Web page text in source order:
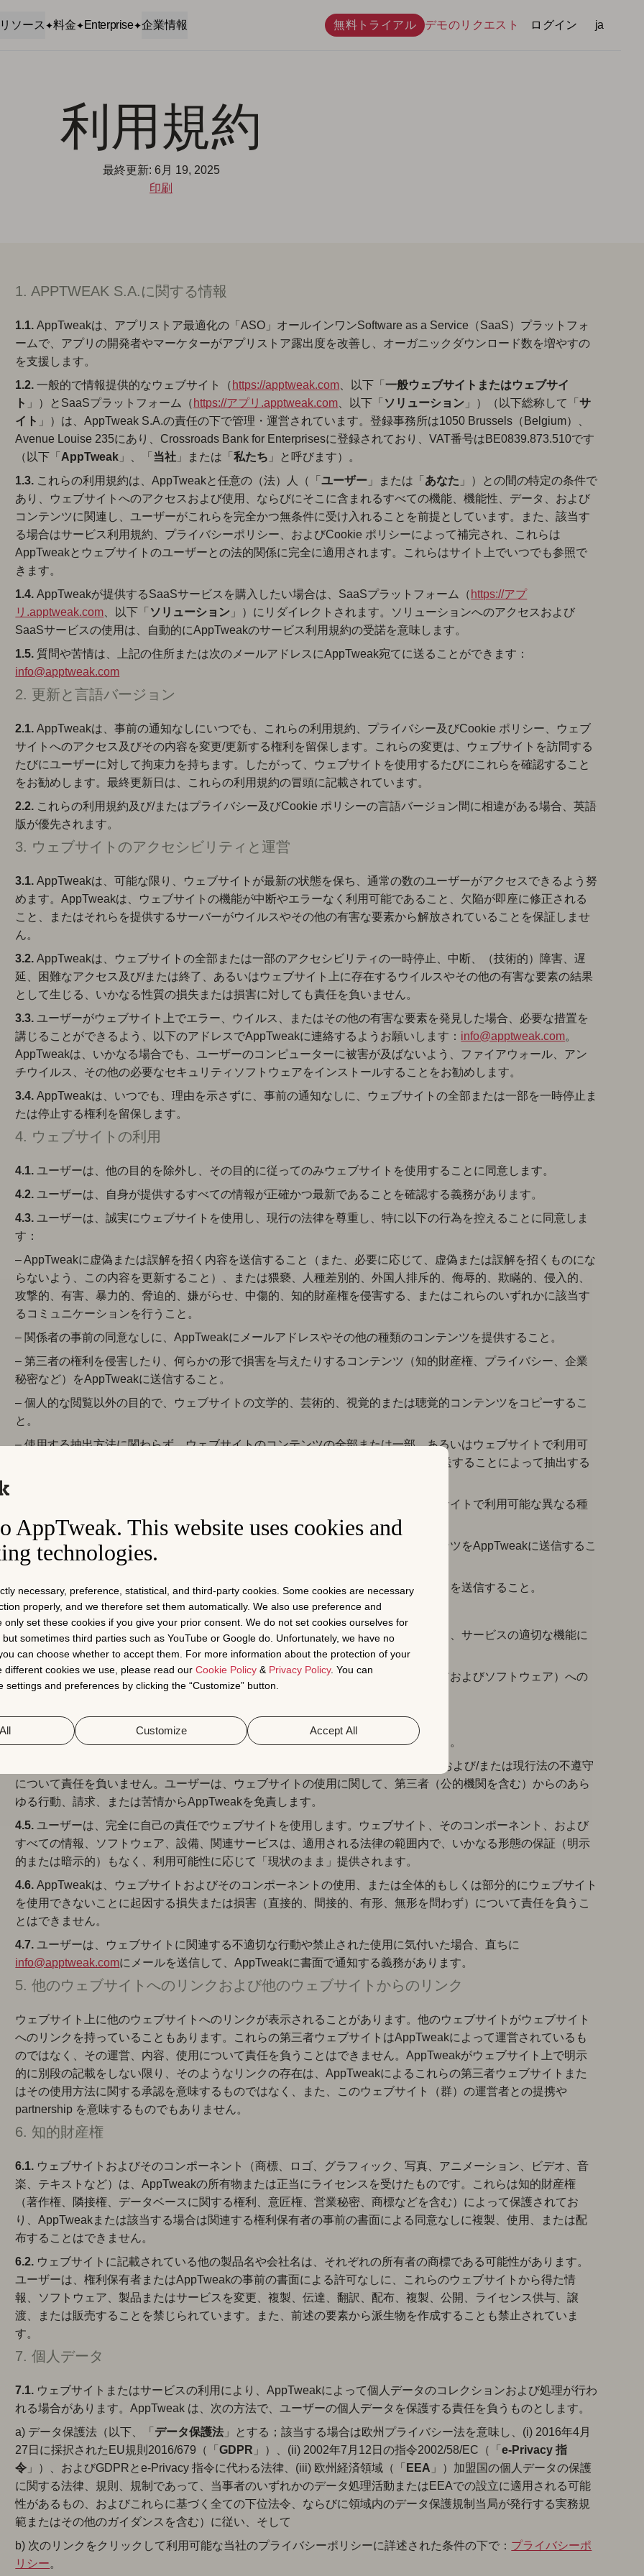
AppTweak. This website uses cookies and
technologies.
necessary, preference, statistical, and third-party cookies. Some cookies are necessary
properly, and we therefore set them automatically. We also use preference and
only set these cookies if you give your prior consent. We do not set cookies ourselves for
sometimes third parties such as YouTube or Google do. Unfortunately, we have no
can choose whether to accept them. For more information about the protection of your
different cookies we use, please read our Cookie Policy & Privacy Policy. You can
settings and preferences by clicking the “Customize” button.
Customize Accept All
リソース 料金 Enterprise 企業情報 無料トライアル デモのリクエスト ログイン 言語
ja
利用規約
最終更新: 6月 19, 2025
印刷
1. APPTWEAK S.A.に関する情報
1.1.AppTweakは、アプリストア最適化の「ASO」オールインワンSoftware as a Service（SaaS）プラットフォ
ームで、アプリの開発者やマーケターがアプリストア露出度を改善し、オーガニックダウンロード数を増やすの
を支援します。
1.2.一般的で情報提供的なウェブサイト（ https://apptweak.com 、以下「一般ウェブサイトまたはウェブサイ
ト 」）とSaaSプラットフォーム（ https://アプリ.apptweak.com 、以下「 ソリューション 」）（以下総称して「サ
イト 」）は、AppTweak S.A.の責任の下で管理・運営されています。登録事務所は1050 Brussels（Belgium）、
Avenue Louise 235にあり、Crossroads Bank for Enterprisesに登録されており、VAT番号はBE0839.873.510です
（以下「 AppTweak 」、「 当社 」または「私たち 」と呼びます）。
1.3. これらの利用規約は、AppTweakと任意の（法）人（「ユーザー 」または「 あなた 」）との間の特定の条件で
あり、ウェブサイトへのアクセスおよび使用、ならびにそこに含まれるすべての機能、機能性、データ、および
コンテンツに関連し、ユーザーがこれらを完全かつ無条件に受け入れることを前提としています。また、該当す
る場合はサービス利用規約、プライバシーポリシー、およびCookie ポリシーによって補完され、これらは
AppTweakとウェブサイトのユーザーとの法的関係に完全に適用されます。これらはサイト上でいつでも参照で
きます。
1.4.AppTweakが提供するSaaSサービスを購入したい場合は、SaaSプラットフォーム（ https://アプ
リ.apptweak.com 、以下「 ソリューション 」）にリダイレクトされます。ソリューションへのアクセスおよび
SaaSサービスの使用は、自動的にAppTweakのサービス利用規約の受諾を意味します。
1.5. 質問や苦情は、上記の住所または次のメールアドレスにAppTweak宛てに送ることができます：
info@apptweak.com
2. 更新と言語バージョン
2.1.AppTweakは、事前の通知なしにいつでも、これらの利用規約、プライバシー及びCookie ポリシー、ウェブ
サイトへのアクセス及びその内容を変更/更新する権利を留保します。これらの変更は、ウェブサイトを訪問する
たびにユーザーに対して拘束力を持ちます。したがって、ウェブサイトを使用するたびにこれらを確認すること
をお勧めします。最終更新日は、これらの利用規約の冒頭に記載されています。
2.2. これらの利用規約及び/またはプライバシー及びCookie ポリシーの言語バージョン間に相違がある場合、英語
版が優先されます。
3. ウェブサイトのアクセシビリティと運営
3.1.AppTweakは、可能な限り、ウェブサイトが最新の状態を保ち、通常の数のユーザーがアクセスできるよう努
めます。AppTweakは、ウェブサイトの機能が中断やエラーなく利用可能であること、欠陥が即座に修正される
こと、またはそれらを提供するサーバーがウイルスやその他の有害な要素から解放されていることを保証しませ
ん。
3.2.AppTweakは、ウェブサイトの全部または一部のアクセシビリティの一時停止、中断、（技術的）障害、遅
延、困難なアクセス及び/または終了、あるいはウェブサイト上に存在するウイルスやその他の有害な要素の結果
として生じる、いかなる性質の損失または損害に対しても責任を負いません。
3.3. ユーザーがウェブサイト上でエラー、ウイルス、またはその他の有害な要素を発見した場合、必要な措置を
講じることができるよう、以下のアドレスでAppTweakに連絡するようお願いします： info@apptweak.com。
AppTweakは、いかなる場合でも、ユーザーのコンピューターに被害が及ばないよう、ファイアウォール、アン
チウイルス、その他の必要なセキュリティソフトウェアをインストールすることをお勧めします。
3.4.AppTweakは、いつでも、理由を示さずに、事前の通知なしに、ウェブサイトの全部または一部を一時停止ま
たは停止する権利を留保します。
4. ウェブサイトの利用
4.1. ユーザーは、他の目的を除外し、その目的に従ってのみウェブサイトを使用することに同意します。
4.2. ユーザーは、自身が提供するすべての情報が正確かつ最新であることを確認する義務があります。
4.3. ユーザーは、誠実にウェブサイトを使用し、現行の法律を尊重し、特に以下の行為を控えることに同意しま
す：
– AppTweakに虚偽または誤解を招く内容を送信すること（また、必要に応じて、虚偽または誤解を招くものにな
らないよう、この内容を更新すること）、または猥褻、人種差別的、外国人排斥的、侮辱的、欺瞞的、侵入的、
攻撃的、有害、暴力的、脅迫的、嫌がらせ、中傷的、知的財産権を侵害する、またはこれらのいずれかに該当す
るコミュニケーションを行うこと。
– 関係者の事前の同意なしに、AppTweakにメールアドレスやその他の種類のコンテンツを提供すること。
– 第三者の権利を侵害したり、何らかの形で損害を与えたりするコンテンツ（知的財産権、プライバシー、企業
秘密など）をAppTweakに送信すること。
– 個人的な閲覧以外の目的で、ウェブサイトの文学的、芸術的、視覚的または聴覚的コンテンツをコピーするこ
と。
– 使用する抽出方法に関わらず、ウェブサイトのコンテンツの全部または一部、あるいはウェブサイトで利用可
能な一つまたは複数の種類のデータの全部または一部を、恒久的または一時的に転送することによって抽出する
– 形式に関わらず、ウェブサイトのコンテンツの全部または一部、あるいはウェブサイトで利用可能な異なる種
類のデータの全部または一部を、公開処分を通じて再利用すること。
– 違法なウェブサイトや不適切なコンテンツを含むウェブサイトを参照するコンテンツをAppTweakに送信するこ
と。
– ウェブサイトを使用して、迷惑なスパム、ねずみ講、または類似の詐欺的プロセスを送信すること。
– 文書やマルチメディアの技術的保護手段を回避すること。
– コンピューターウイルス、ランサムウェア、大量メール送信を含む、ウェブサイト、サービスの適切な機能に
悪影響を与える可能性のある行動を取ること。
– ウェブサイトの（一部）または適切な機能のために使用される機器（ハードウェアおよびソフトウェア）への
不正アクセスを取得（または取得を試みる）こと。
– 偽名、仮名を使用すること、または他人もしくは企業の身元を使用すること。
– これらの利用規約に記載されている目的以外の目的でウェブサイトを使用すること。
AppTweakは、ユーザーによる利用規約、プライバシー及びCookie ポリシー、および/または現行法の不遵守
について責任を負いません。ユーザーは、ウェブサイトの使用に関して、第三者（公的機関を含む）からのあら
ゆる行動、請求、または苦情からAppTweakを免責します。
4.5. ユーザーは、完全に自己の責任でウェブサイトを使用します。ウェブサイト、そのコンポーネント、および
すべての情報、ソフトウェア、設備、関連サービスは、適用される法律の範囲内で、いかなる形態の保証（明示
的または暗示的）もなく、利用可能性に応じて「現状のまま」提供されます。
4.6.AppTweakは、ウェブサイトおよびそのコンポーネントの使用、または全体的もしくは部分的にウェブサイト
を使用できないことに起因する損失または損害（直接的、間接的、有形、無形を問わず）について責任を負うこ
とはできません。
4.7. ユーザーは、ウェブサイトに関連する不適切な行動や禁止された使用に気付いた場合、直ちに
info@apptweak.comにメールを送信して、AppTweakに書面で通知する義務があります。
5. 他のウェブサイトへのリンクおよび他のウェブサイトからのリンク
ウェブサイト上に他のウェブサイトへのリンクが表示されることがあります。他のウェブサイトがウェブサイト
へのリンクを持っていることもあります。これらの第三者ウェブサイトはAppTweakによって運営されているも
のではなく、その運営、内容、使用について責任を負うことはできません。AppTweakがウェブサイト上で明示
的に別段の記載をしない限り、そのようなリンクの存在は、AppTweakによるこれらの第三者ウェブサイトまた
はその使用方法に関する承認を意味するものではなく、また、このウェブサイト（群）の運営者との提携や
partnership を意味するものでもありません。
6. 知的財産権
6.1. ウェブサイトおよびそのコンポーネント（商標、ロゴ、グラフィック、写真、アニメーション、ビデオ、音
楽、テキストなど）は、AppTweakの所有物または正当にライセンスを受けたものです。これらは知的財産権
（著作権、隣接権、データベースに関する権利、意匠権、営業秘密、商標などを含む）によって保護されてお
り、AppTweakまたは該当する場合は関連する権利保有者の事前の書面による同意なしに複製、使用、または配
布することはできません。
6.2. ウェブサイトに記載されている他の製品名や会社名は、それぞれの所有者の商標である可能性があります。
ユーザーは、権利保有者またはAppTweakの事前の書面による許可なしに、これらのウェブサイトから得た情
報、ソフトウェア、製品またはサービスを変更、複製、伝達、翻訳、配布、複製、公開、ライセンス供与、譲
渡、または販売することを禁じられています。また、前述の要素から派生物を作成することも禁止されていま
す。
7. 個人データ
7.1. ウェブサイトまたはサービスの利用により、AppTweakによって個人データのコレクションおよび処理が行わ
れる場合があります。AppTweak は、次の方法で、ユーザーの個人データを保護する責任を負うものとします。
a) データ保護法（以下、「 データ保護法 」とする；該当する場合は欧州プライバシー法を意味し、(i) 2016年4月
27日に採択されたEU規則2016/679（「GDPR 」）、(ii) 2002年7月12日の指令2002/58/EC（「e-Privacy 指
令 」）、およびGDPRとe-Privacy 指令に代わる法律、(iii) 欧州経済領域（「 EEA 」）加盟国の個人データの保護
に関する法律、規則、規制であって、当事者のいずれかのデータ処理活動またはEEAでの設立に適用される可能
性があるもの、およびこれらに基づく全ての下位法令、ならびに領域内のデータ保護規制当局が発行する実務規
範またはその他のガイダンスを含む）に従い、そして
b) 次のリンクをクリックして利用可能な当社のプライバシーポリシーに詳述された条件の下で： プライバシーポ
リシー。